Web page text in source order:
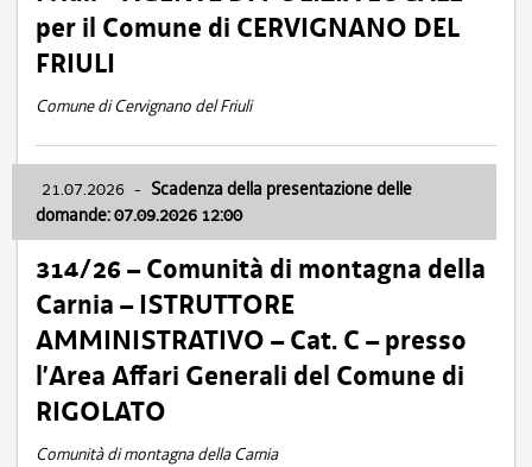
per il Comune di CERVIGNANO DEL
FRIULI
Comune di Cervignano del Friuli
21.07.2026 - Scadenza della presentazione delle
domande: 07.09.2026 12:00
314/26 – Comunità di montagna della
Carnia – ISTRUTTORE
AMMINISTRATIVO – Cat. C – presso
l’Area Affari Generali del Comune di
RIGOLATO
Comunità di montagna della Carnia